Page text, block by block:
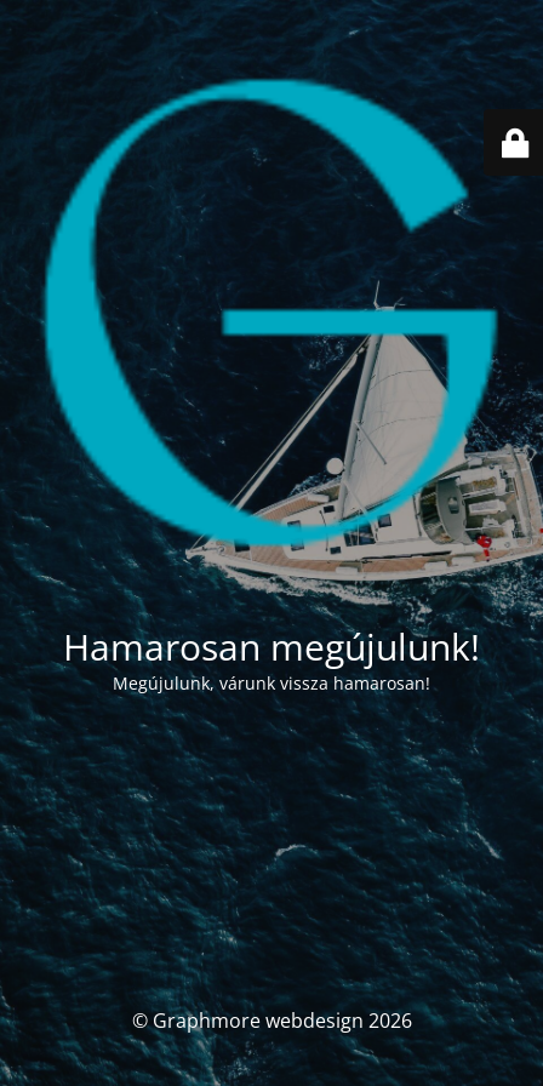
Hamarosan megújulunk!
Megújulunk, várunk vissza hamarosan!
© Graphmore webdesign 2026